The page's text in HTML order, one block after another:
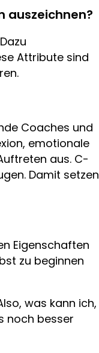
auszeichnen?
Attribute sind
Coaches und
emotionale
aus. C-
Damit setzen
Eigenschaften
zu beginnen
was kann ich,
noch besser